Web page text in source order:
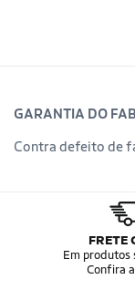
GARANTIA DO
Contra defeito de
FRETE
Em produtos
Confira